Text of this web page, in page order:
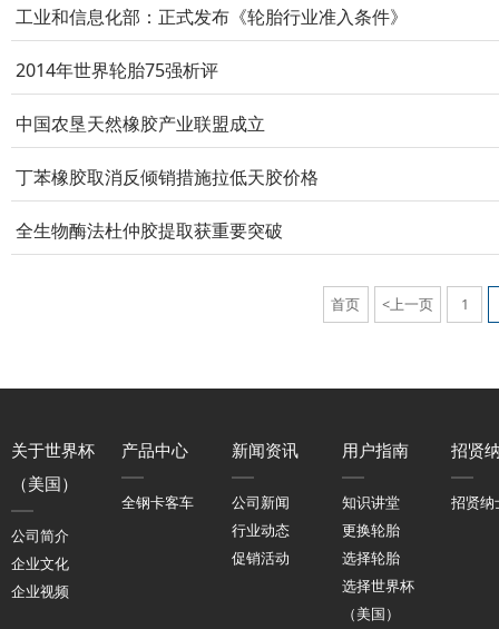
工业和信息化部：正式发布《轮胎行业准入条件》
2014年世界轮胎75强析评
中国农垦天然橡胶产业联盟成立
丁苯橡胶取消反倾销措施拉低天胶价格
全生物酶法杜仲胶提取获重要突破
首页 <上一页 1
关于世界杯
（美国）
公司简介
企业文化
企业视频
产品中心
全钢卡客车
新闻资讯
公司新闻
行业动态
促销活动
用户指南
知识讲堂
更换轮胎
选择轮胎
选择世界杯
（美国）
招贤
招贤纳